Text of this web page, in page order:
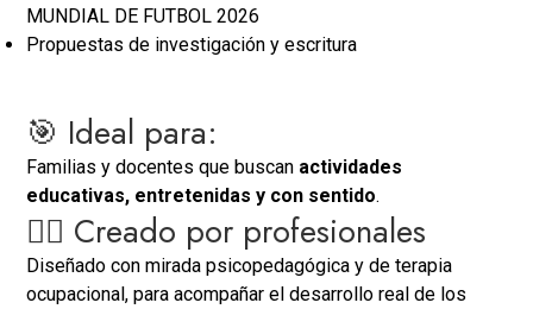
MUNDIAL DE FUTBOL 2026
Propuestas de investigación y escritura
🎯 Ideal para:
Familias y docentes que buscan actividades
educativas, entretenidas y con sentido.
👩‍⚕️ Creado por profesionales
Diseñado con mirada psicopedagógica y de terapia
ocupacional, para acompañar el desarrollo real de los